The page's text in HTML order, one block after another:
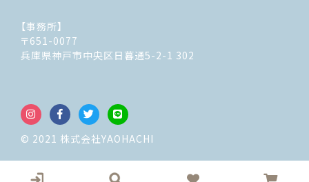
【事務所】
〒651-0077
兵庫県神戸市中央区日暮通5-2-1 302
© 2021 株式会社YAOHACHI